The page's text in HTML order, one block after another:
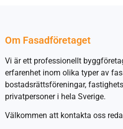
Om Fasadföretaget
Vi är ett professionellt
erfarenhet inom olika typer av
bostadsrättsföreningar,
privatpersoner i hela Sverige.
Välkommen att kontakta oss